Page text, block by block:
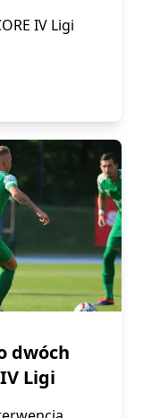
IV Ligi
dwóch
Ligi